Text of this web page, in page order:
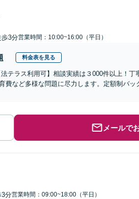
歩3分営業時間：10:00~16:00（平日）
料金表を見る
テラス利用可】相談実績は３000件以上！
費など多様な問題に尽力します。定額制バ
メールで
3分営業時間：09:00~18:00（平日）